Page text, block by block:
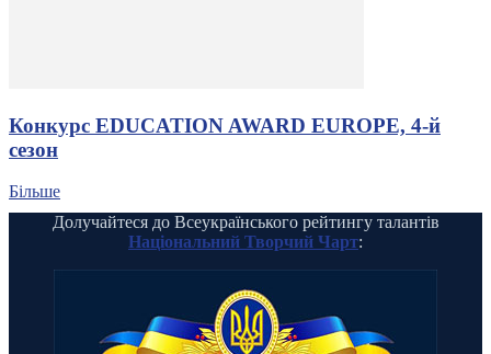
Конкурс EDUCATION AWARD EUROPE, 4-й
сезон
Більше
Долучайтеся до Всеукраїнського рейтингу талантів
Національний Творчий Чарт: